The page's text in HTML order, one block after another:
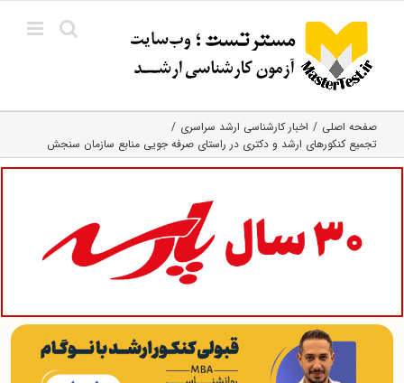
content
صفحه اصلی
اخبار کارشناسی ارشد سراسری
تجمیع کنکورهای ارشد و دکتری در راستای صرفه جویی منابع سازمان سنجش